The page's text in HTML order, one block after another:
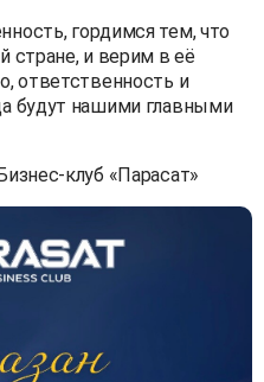
гордимся тем, что
стране, и верим в её
ответственность и
будут нашими главными
клуб «Парасат»